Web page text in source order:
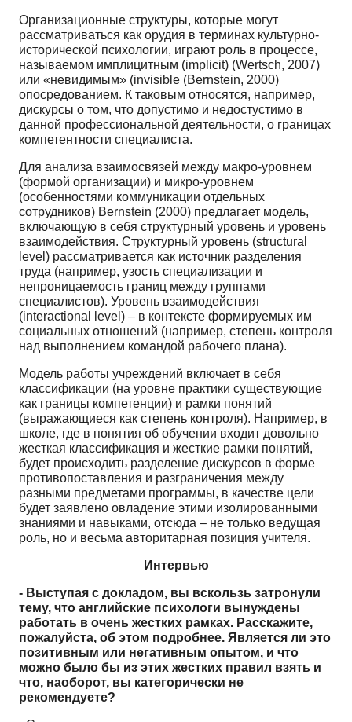
Организационные структуры, которые могут
рассматриваться как орудия в терминах культурно-
исторической психологии, играют роль в процессе,
называемом имплицитным (implicit) (Wertsch, 2007)
или «невидимым» (invisible (Bernstein, 2000)
опосредованием. К таковым относятся, например,
дискурсы о том, что допустимо и недостустимо в
данной профессиональной деятельности, о границах
компетентности специалиста.
Для анализа взаимосвязей между макро-уровнем
(формой организации) и микро-уровнем
(особенностями коммуникации отдельных
сотрудников) Bernstein (2000) предлагает модель,
включающую в себя структурный уровень и уровень
взаимодействия. Структурный уровень (structural
level) рассматривается как источник разделения
труда (например, узость специализации и
непроницаемость границ между группами
специалистов). Уровень взаимодействия
(interactional level) – в контексте формируемых им
социальных отношений (например, степень контроля
над выполнением командой рабочего плана).
Модель работы учреждений включает в себя
классификации (на уровне практики существующие
как границы компетенции) и рамки понятий
(выражающиеся как степень контроля). Например, в
школе, где в понятия об обучении входит довольно
жесткая классификация и жесткие рамки понятий,
будет происходить разделение дискурсов в форме
противопоставления и разграничения между
разными предметами программы, в качестве цели
будет заявлено овладение этими изолированными
знаниями и навыками, отсюда – не только ведущая
роль, но и весьма авторитарная позиция учителя.
Интервью
- Выступая с докладом, вы вскользь затронули
тему, что английские психологи вынуждены
работать в очень жестких рамках. Расскажите,
пожалуйста, об этом подробнее. Является ли это
позитивным или негативным опытом, и что
можно было бы из этих жестких правил взять и
что, наоборот, вы категорически не
рекомендуете?